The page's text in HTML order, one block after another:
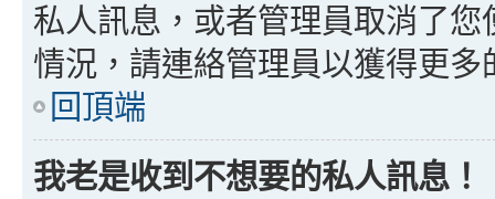
私人訊息，或者管理員取消了
情況，請連絡管理員以獲得更多
回頂端
我老是收到不想要的私人訊息！